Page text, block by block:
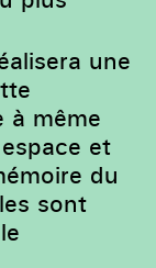
une
à même
et
du
sont